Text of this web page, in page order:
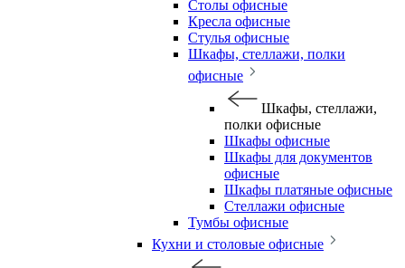
Столы офисные
Кресла офисные
Стулья офисные
Шкафы, стеллажи, полки
офисные
Шкафы, стеллажи,
полки офисные
Шкафы офисные
Шкафы для документов
офисные
Шкафы платяные офисные
Стеллажи офисные
Тумбы офисные
Кухни и столовые офисные